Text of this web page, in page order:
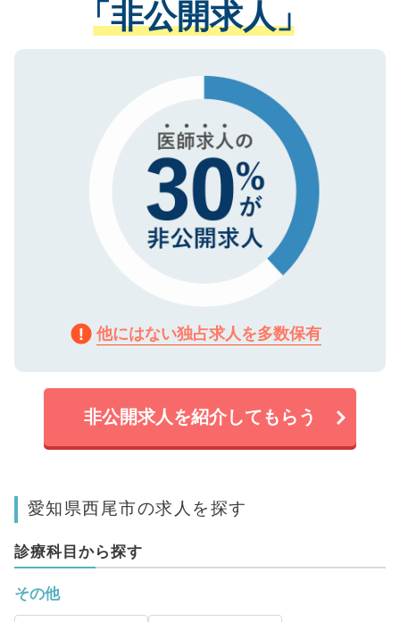
る、プライバシーマークを取得済みです。
で、機密保持に関してもご安心ください。
させていただきます。すぐにご転職をされ
ない方には、長期的なサポートが可能です
ので、まずはご登録ください。
「非公開求人」
他にはない独占求人を多数保有
非公開求人を紹介してもらう
愛知県西尾市の求人を探す
診療科目から探す
その他